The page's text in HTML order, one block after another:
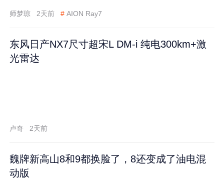
师梦琼 2天前 # AION Ray7
东风日产NX7尺寸超宋L DM-i 纯电300km+激
光雷达
卢奇 2天前
魏牌新高山8和9都换脸了，8还变成了油电混
动版